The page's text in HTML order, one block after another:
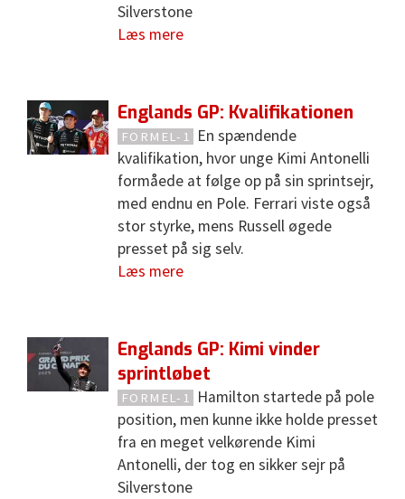
Silverstone
Læs mere
Englands GP: Kvalifikationen
FORMEL-1
En spændende
kvalifikation, hvor unge Kimi Antonelli
formåede at følge op på sin sprintsejr,
med endnu en Pole. Ferrari viste også
stor styrke, mens Russell øgede
presset på sig selv.
Læs mere
Englands GP: Kimi vinder
sprintløbet
FORMEL-1
Hamilton startede på pole
position, men kunne ikke holde presset
fra en meget velkørende Kimi
Antonelli, der tog en sikker sejr på
Silverstone